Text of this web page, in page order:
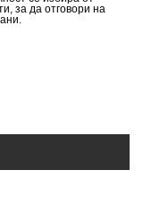
за да отговори на